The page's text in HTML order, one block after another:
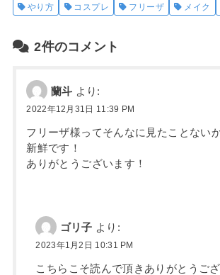
やり方
コスプレ フリーザ メイク
2件のコメント
蘭斗 より:
2022年12月31日 11:39 PM
フリーザ様ってそんなに見たことないか
新鮮です！
ありがとうございます！
ゴリ子 より:
2023年1月2日 10:31 PM
こちらこそ読んで頂きありがとうご